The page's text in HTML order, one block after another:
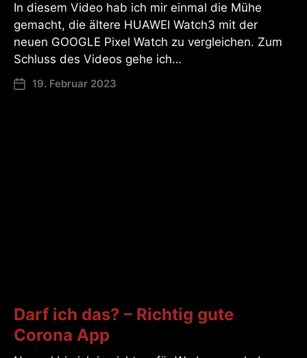
In diesem Video hab ich mir einmal die Mühe
gemacht, die ältere HUAWEI Watch3 mit der
neuen GOOGLE Pixel Watch zu vergleichen. Zum
Schluss des Videos gehe ich…
19. Februar 2023
Darf ich das? – Richtig gute
Corona App